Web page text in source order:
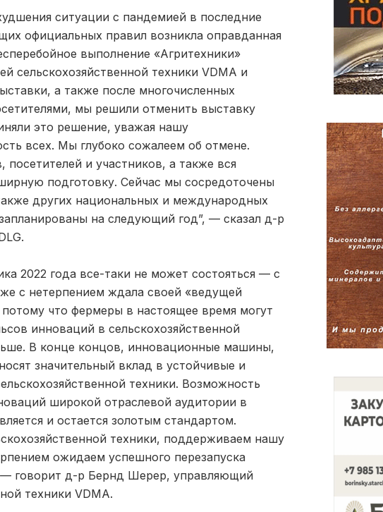
ситуации с пандемией в последние
официальных правил возникла оправданная
выполнение «Агритехники»
сельскохозяйственной техники VDMA и
а также после многочисленных
мы решили отменить выставку
это решение, уважая нашу
всех. Мы глубоко сожалеем об отмене.
и участников, а также вся
подготовку. Сейчас мы сосредоточены
других национальных и международных
на следующий год”, — сказал д-р
2022 года все-таки не может состояться — с
с нетерпением ждала своей «ведущей
что фермеры в настоящее время могут
инноваций в сельскохозяйственной
В конце концов, инновационные машины,
значительный вклад в устойчивые и
техники. Возможность
широкой отраслевой аудитории в
и остается золотым стандартом.
техники, поддерживаем нашу
ожидаем успешного перезапуска
— говорит д-р Бернд Шерер, управляющий
техники VDMA.